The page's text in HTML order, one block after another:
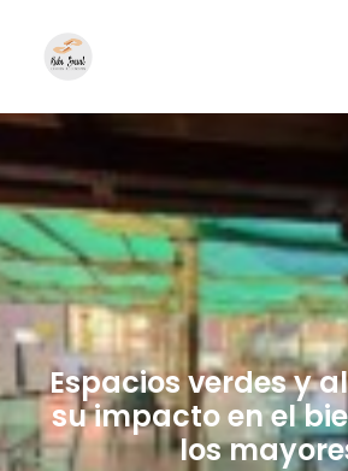
Espacios verdes y
su impacto en el
los